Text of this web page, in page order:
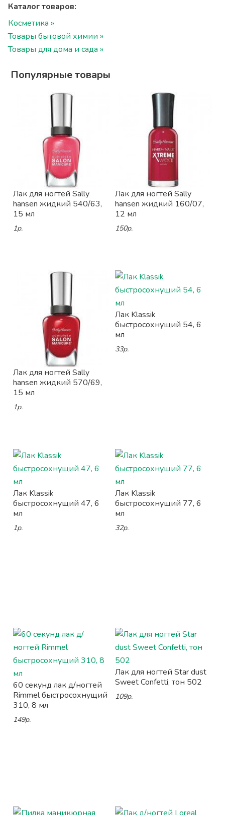
Каталог товаров:
Косметика »
Товары бытовой химии »
Товары для дома и сада »
Популярные товары
Лак для ногтей Sally
hansen жидкий 540/63,
15 мл
1р.
Лак для ногтей Sally
hansen жидкий 160/07,
12 мл
150р.
Лак для ногтей Sally
hansen жидкий 570/69,
15 мл
1р.
Лак Klassik
быстросохнущий 54, 6
мл
33р.
Лак Klassik
быстросохнущий 47, 6
мл
1р.
Лак Klassik
быстросохнущий 77, 6
мл
32р.
60 секунд лак д/ногтей
Rimmel быстросохнущий
310, 8 мл
149р.
Лак для ногтей Star dust
Sweet Confetti, тон 502
109р.